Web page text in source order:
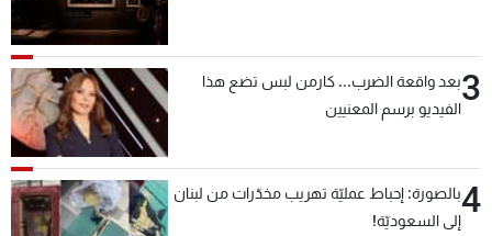
3بعد واقعة الضرب... كارمن لبس تضع هذا
الفيديو برسم المعنيين
4بالصورة: إحباط عمليّة تهريب مخدّرات من لبنان
إلى السعوديّة!